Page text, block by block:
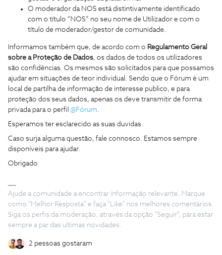
O moderador da NOS está distintivamente identificado
com o título “NOS” no seu nome de Utilizador e com o
título de moderador/gestor de comunidade.
Informamos também que, de acordo com o Regulamento Geral
sobre a Proteção de Dados, os dados de todos os utilizadores
são confidências. Os mesmos são solicitados para que possamos
ajudar em situações de teor individual. Sendo que o Fórum é um
local de partilha de informação de interesse publico, e para
proteção dos seus dados, apenas os deve transmitir de forma
privada para o perfil @Fórum.
Esperamos ter esclarecido as suas duvidas.
Caso surja alguma questão, fale connosco. Estamos sempre
disponíveis para ajudar.
Obrigado
Ajude a comunidade a encontrar informação relevante. Marque
como "Melhor Resposta" e faça "Like" nos melhores comentários.
Siga os perfis da moderação, através da opção "Seguir", para estar
sempre a par das ultimas novidades.
2 pessoas gostaram